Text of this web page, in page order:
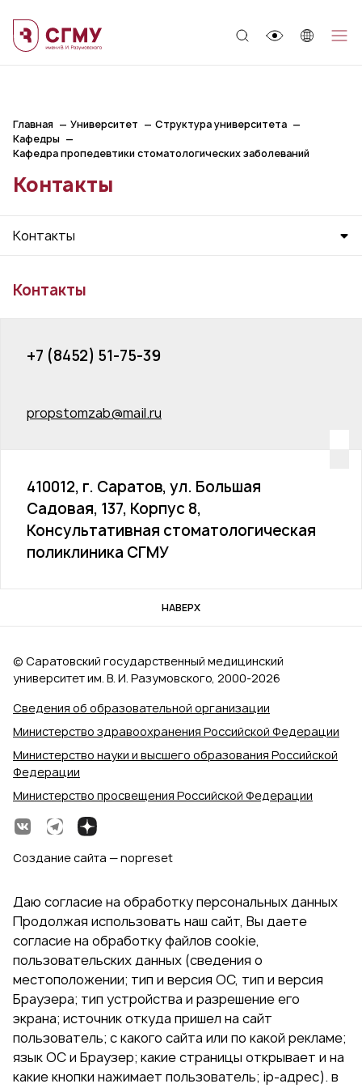
Главная Университет
Структура университета
Кафедры
Кафедра пропедевтики стоматологических заболеваний
Контакты
Контакты
Контакты
+7 (8452) 51-75-39
propstomzab@mail.ru
410012, г. Саратов, ул. Большая
Садовая, 137, Корпус 8,
Консультативная стоматологическая
поликлиника СГМУ
НАВЕРХ
Сведения об образовательной организации
Министерство здравоохранения Российской Федерации
Министерство науки и высшего образования Российской
Федерации
Министерство просвещения Российской Федерации
© Саратовский государственный медицинский
университет им. В. И. Разумовского, 2000‑2026
Создание сайта — nopreset
Даю согласие на обработку персональных данных
Продолжая использовать наш сайт, Вы даете
согласие на обработку файлов cookie,
пользовательских данных (сведения о
местоположении; тип и версия ОС, тип и версия
Браузера; тип устройства и разрешение его
экрана; источник откуда пришел на сайт
пользователь; с какого сайта или по какой рекламе;
язык ОС и Браузер; какие страницы открывает и на
какие кнопки нажимает пользователь; ip-адрес). в